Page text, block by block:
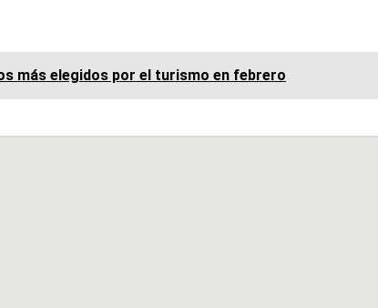
más elegidos por el turismo en febrero